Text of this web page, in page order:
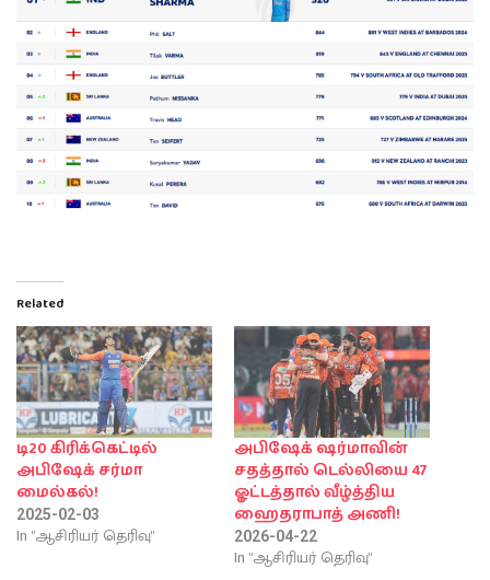
Related
டி20 கிரிக்கெட்டில்
அபிஷேக் சர்மா
மைல்கல்!
2025-02-03
In "ஆசிரியர் தெரிவு"
அபிஷேக் ஷர்மாவின்
சதத்தால் டெல்லியை 47
ஓட்டத்தால் வீழ்த்திய
ஹைதராபாத் அணி!
2026-04-22
In "ஆசிரியர் தெரிவு"